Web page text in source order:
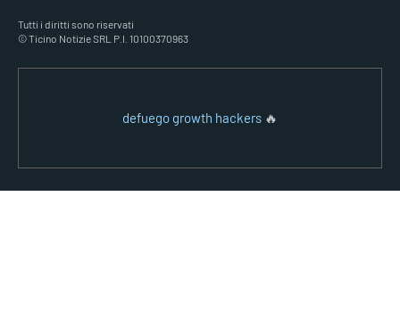
Tutti i diritti sono riservati
© Ticino Notizie SRL P.I. 10100370963
defuego growth hackers 🔥